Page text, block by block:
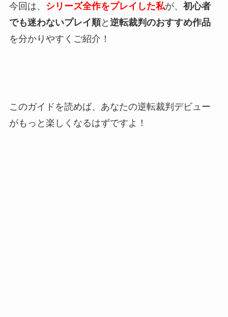
今回は、 シリーズ全作をプレイした私が、 初心者
でも迷わないプレイ順と 逆転裁判のおすすめ作品
を分かりやすくご紹介！
このガイドを読めば、あなたの逆転裁判デビュー
がもっと楽しくなるはずですよ！